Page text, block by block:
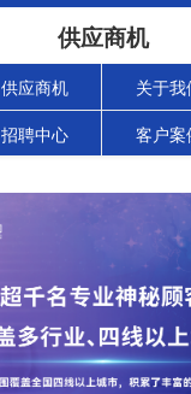
供应商机
供应商机 关于我
招聘中心 客户案